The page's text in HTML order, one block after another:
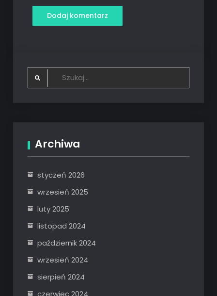
Search
Archiwa
styczeń 2026
wrzesień 2025
luty 2025
listopad 2024
październik 2024
wrzesień 2024
sierpień 2024
czerwiec 2024